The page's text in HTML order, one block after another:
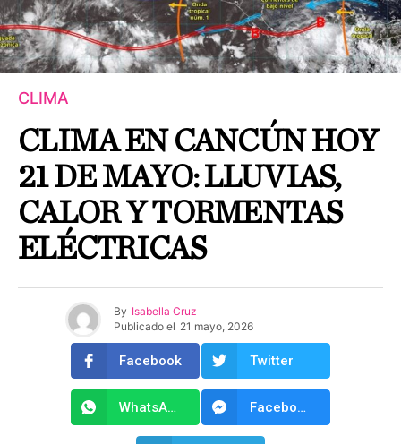
CLIMA
CLIMA EN CANCÚN HOY
21 DE MAYO: LLUVIAS,
CALOR Y TORMENTAS
ELÉCTRICAS
By Isabella Cruz
Publicado el 21 mayo, 2026
Facebook Twitter
WhatsApp Facebook Messenger